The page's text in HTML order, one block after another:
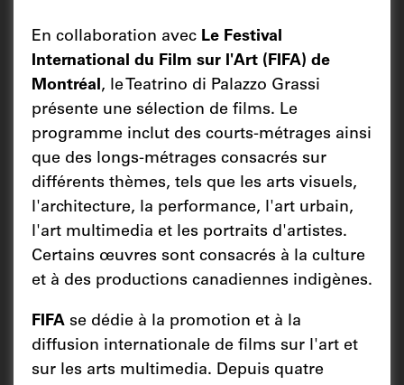
En collaboration avec Le Festival
International du Film sur l'Art (FIFA) de
Montréal, le Teatrino di Palazzo Grassi
présente une sélection de films. Le
programme inclut des courts-métrages ainsi
que des longs-métrages consacrés sur
différents thèmes, tels que les arts visuels,
l'architecture, la performance, l'art urbain,
l'art multimedia et les portraits d'artistes.
Certains œuvres sont consacrés à la culture
et à des productions canadiennes indigènes.
FIFA se dédie à la promotion et à la
diffusion internationale de films sur l'art et
sur les arts multimedia. Depuis quatre